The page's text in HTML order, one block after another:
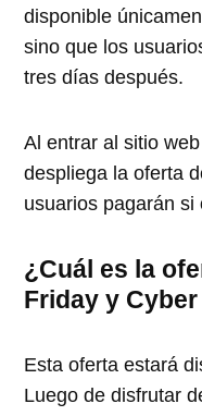
disponible
sino que los
tres días después.
Al entrar al sitio
despliega la oferta
usuarios pagarán si
¿Cuál es la
Friday y
Esta oferta estará
Luego de disfrutar